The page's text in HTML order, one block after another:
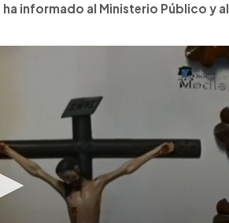
informado al Ministerio Público y al